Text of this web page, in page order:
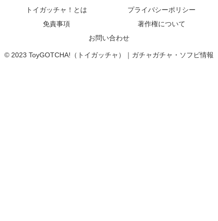
トイガッチャ！とは
プライバシーポリシー
免責事項
著作権について
お問い合わせ
© 2023 ToyGOTCHA!（トイガッチャ）｜ガチャガチャ・ソフビ情報